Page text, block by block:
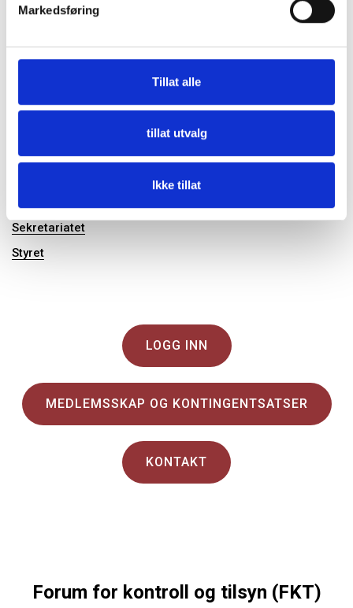
Markedsføring
Tillat alle
tillat utvalg
Ikke tillat
Konferanser og seminar
Kontrollutvalgslederskolen del 4, 25. - 26. august 2026
Tidligere kurs og konferanser
Om FKT
Årsmøte 2026
Sekretariatet
Styret
LOGG INN
MEDLEMSSKAP OG KONTINGENTSATSER
KONTAKT
Forum for kontroll og tilsyn (FKT)